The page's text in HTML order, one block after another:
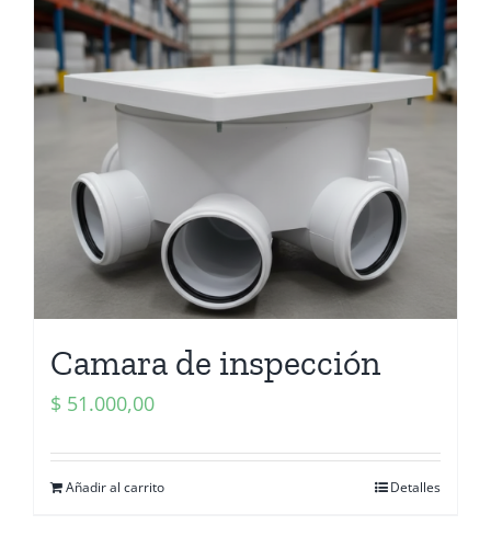
Camara de inspección
$ 51.000,00
Añadir al carrito Detalles